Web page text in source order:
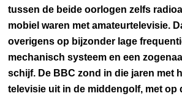
tussen de beide oorlogen zelfs
mobiel waren met amateurtelevisie.
overigens op bijzonder lage
mechanisch systeem en een
schijf. De BBC zond in die jaren met
televisie uit in de middengolf, met op